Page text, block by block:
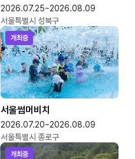
2026.07.25~2026.08.09
서울특별시 성북구
개최중
서울썸머비치
2026.07.20~2026.08.09
서울특별시 종로구
개최중